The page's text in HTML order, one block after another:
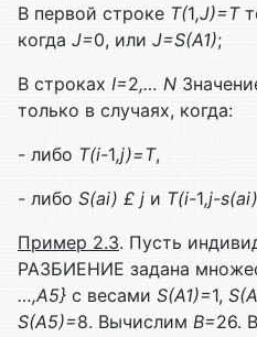
В первой строке T(1,J)=T
когда J=0, или J=S(A1);
В строках I=2,… N
только в случаях, когда:
- либо T(i-1,j)=T,
- либо S(ai) £ j и T(i-1,j-
Пример 2.3. Пусть
РАЗБИЕНИЕ задана
…,A5} с весами S(A1)=1, S(A
S(A5)=8. Вычислим B=26.